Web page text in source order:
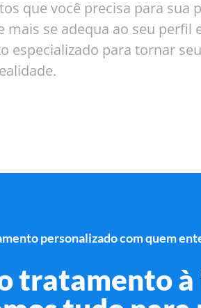
que você precisa para sua
mais se adequa ao seu perfil
especializado para tornar
personalizado com quem
tratamento à